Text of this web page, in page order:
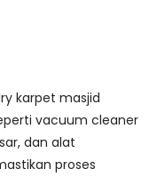
karpet masjid
vacuum cleaner
dan alat
proses